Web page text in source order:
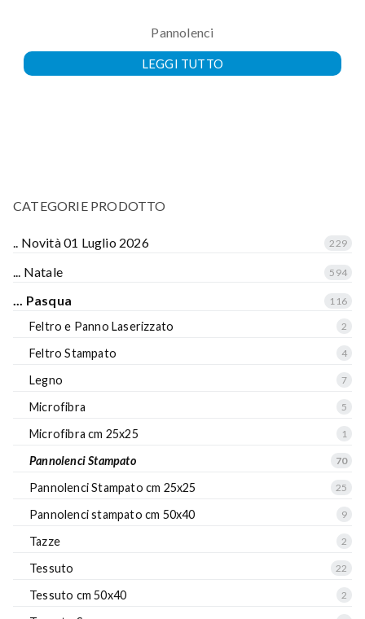
Pannolenci
LEGGI TUTTO
CATEGORIE PRODOTTO
.. Novità 01 Luglio 2026 229
... Natale 594
... Pasqua 116
Feltro e Panno Laserizzato 2
Feltro Stampato 4
Legno 7
Microfibra 5
Microfibra cm 25x25 1
Pannolenci Stampato 70
Pannolenci Stampato cm 25x25 25
Pannolenci stampato cm 50x40 9
Tazze 2
Tessuto 22
Tessuto cm 50x40 2